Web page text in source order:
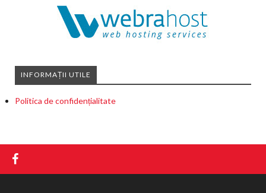
INFORMAȚII UTILE
Politica de confidențialitate